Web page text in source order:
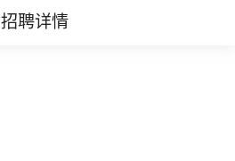
招聘详情